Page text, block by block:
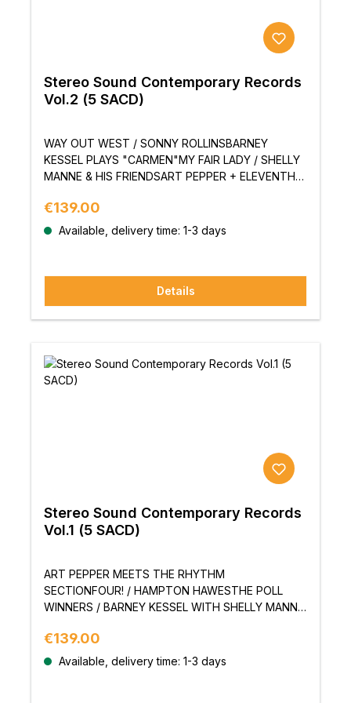
Stereo Sound Contemporary Records
Vol.2 (5 SACD)
WAY OUT WEST / SONNY ROLLINSBARNEY
KESSEL PLAYS "CARMEN"MY FAIR LADY / SHELLY
MANNE & HIS FRIENDSART PEPPER + ELEVENTHE
30. Juni 2016Artikelnummer: SSCR-006-010 (5
Discs, insgesamt 45 Titel)Spezifikation: Super
Beschichtung des Etiketts
übernommenSpezifikation des
KunststoffgehäusesHinweis: Einige Teile der
Lieder können schwer zu hören sein, aber das ist
beachten Sie, dass dies auf das Original-Master
zurückzuführen ist.Aufgrund der Verwendung des
Regular price:
€139.00
Available, delivery time: 1-3 days
Details
Stereo Sound Contemporary Records
Vol.1 (5 SACD)
ART PEPPER MEETS THE RHYTHM
SECTIONFOUR! / HAMPTON HAWESTHE POLL
WINNERS / BARNEY KESSEL WITH SHELLY MANNE
COUNCE GROUP, VOL.1SONNY ROLLINS & THE
CONTEMPORARY LEADERSErscheinungsdatum: 30.
Regular price:
€139.00
Available, delivery time: 1-3 days